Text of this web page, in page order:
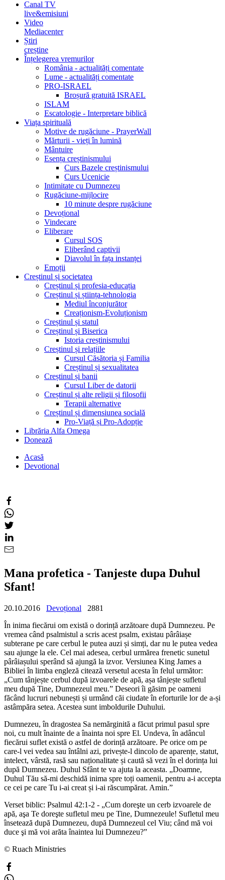
Canal TV
live&emisiuni
Video
Mediacenter
Știri
creștine
Înțelegerea vremurilor
România - actualități comentate
Lume - actualități comentate
PRO-ISRAEL
Broșură gratuită ISRAEL
ISLAM
Escatologie - Interpretare biblică
Viața spirituală
Motive de rugăciune - PrayerWall
Mărturii - vieți în lumină
Mântuire
Esența creștinismului
Curs Bazele creștinismului
Curs Ucenicie
Intimitate cu Dumnezeu
Rugăciune-mijlocire
10 minute despre rugăciune
Devoțional
Vindecare
Eliberare
Cursul SOS
Eliberând captivii
Diavolul în fața instanței
Emoții
Creștinul și societatea
Creștinul și profesia-educația
Creștinul și știința-tehnologia
Mediul înconjurător
Creaționism-Evoluționism
Creștinul și statul
Creștinul și Biserica
Istoria creștinismului
Creștinul și relațiile
Cursul Căsătoria și Familia
Creștinul și sexualitatea
Creștinul și banii
Cursul Liber de datorii
Creștinul și alte religii și filosofii
Terapii alternative
Creștinul și dimensiunea socială
Pro-Viață și Pro-Adopție
Librăria Alfa Omega
Donează
Acasă
Devotional
Mana profetica - Tanjeste dupa Duhul
Sfant!
20.10.2016 Devoțional
2881
În inima fiecărui om există o dorință arzătoare după Dumnezeu. Pe
vremea când psalmistul a scris acest psalm, existau pârâiașe
subterane pe care cerbul le putea auzi și simți, dar nu le putea vedea
sau ajunge la ele. Cel mai adesea, cerbul urmărea frenetic sunetul
pârâiașului sperând să ajungă la izvor. Versiunea King James a
Bibliei în limba engleză citează versetul acesta în felul următor:
„Cum tânjește cerbul după izvoarele de apă, așa tânjește sufletul
meu după Tine, Dumnezeul meu.” Deseori îi găsim pe oameni
făcând lucruri nebunești și urmând căi ciudate în eforturile lor de a-și
astâmpăra setea. Acestea sunt imboldurile Duhului.
Dumnezeu, în dragostea Sa nemărginită a făcut primul pasul spre
noi, cu mult înainte de a înainta noi spre El. Undeva, în adâncul
fiecărui suflet există o astfel de dorință arzătoare. Pe orice om pe
care-l vei vedea sau întâlni azi, privește-l dincolo de aparențe, statut,
intelect, vârstă, rasă sau naționalitate și caută să vezi în el dorința lui
după Dumnezeu. Duhul Sfânt te va ajuta la aceasta. „Doamne,
Duhul Tău să-mi deschidă inima spre toți oamenii, pentru a-i accepta
ce cei pe care Tu i-ai creat și i-ai răscumpărat. Amin.”
Verset biblic: Psalmul 42:1-2 - „Cum doreşte un cerb izvoarele de
apă, aşa Te doreşte sufletul meu pe Tine, Dumnezeule! Sufletul meu
însetează după Dumnezeu, după Dumnezeul cel Viu; când mă voi
duce şi mă voi arăta înaintea lui Dumnezeu?”
© Ruach Ministries